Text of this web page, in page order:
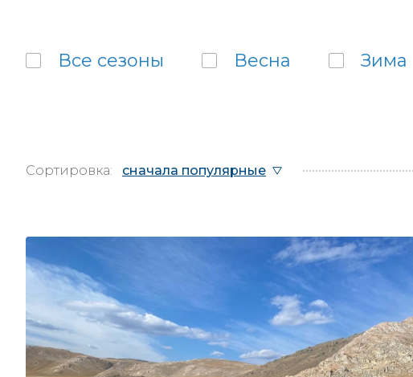
Все сезоны Весна Зима
Сортировка: сначала популярные